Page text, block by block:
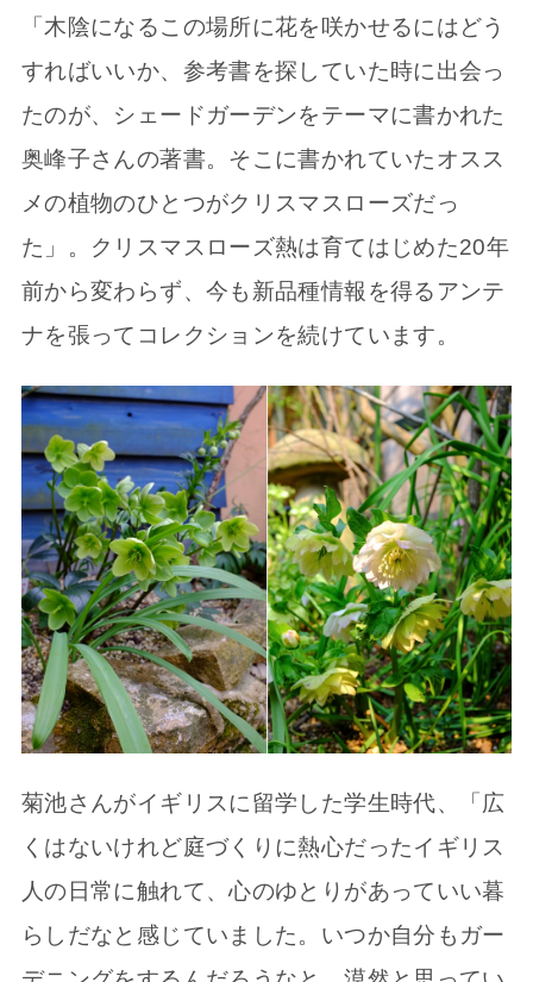
「木陰になるこの場所に花を咲かせるにはどう
すればいいか、参考書を探していた時に出会っ
たのが、シェードガーデンをテーマに書かれた
奥峰子さんの著書。そこに書かれていたオスス
メの植物のひとつがクリスマスローズだっ
た」。クリスマスローズ熱は育てはじめた20年
前から変わらず、今も新品種情報を得るアンテ
ナを張ってコレクションを続けています。
菊池さんがイギリスに留学した学生時代、「広
くはないけれど庭づくりに熱心だったイギリス
人の日常に触れて、心のゆとりがあっていい暮
らしだなと感じていました。いつか自分もガー